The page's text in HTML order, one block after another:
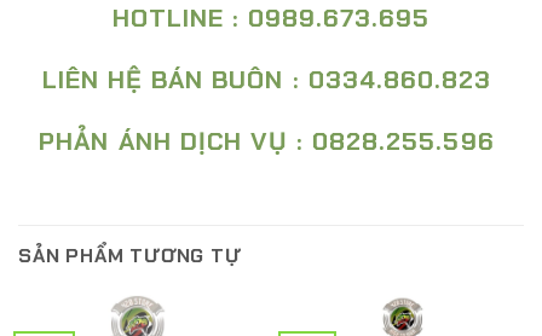
HOTLINE : 0989.673.695
LIÊN HỆ BÁN BUÔN : 0334.860.823
PHẢN ÁNH DỊCH VỤ : 0828.255.596
SẢN PHẨM TƯƠNG TỰ